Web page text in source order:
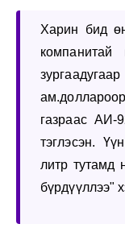
Харин бид
газраас АИ-
тэглэсэн.
литр тутамд
бүрдүүллээ"